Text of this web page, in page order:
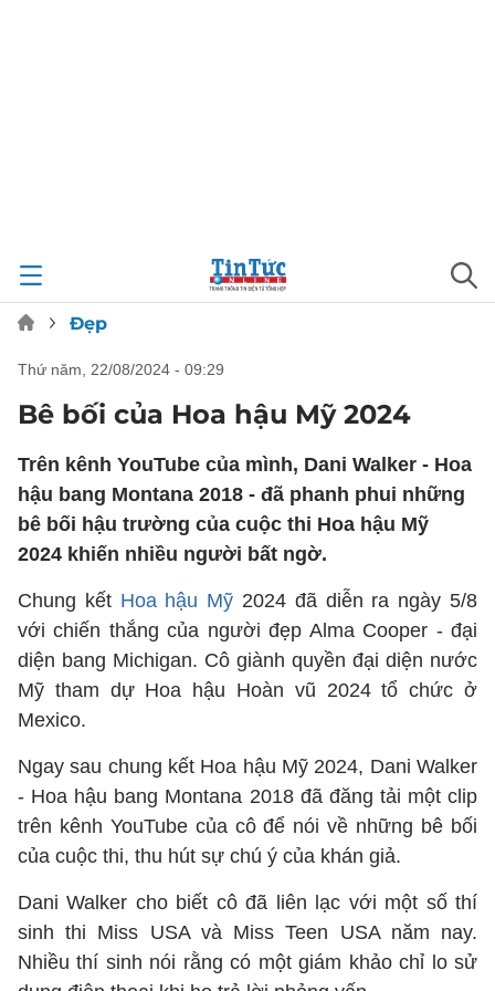
Đẹp
thứ năm, 22/08/2024 - 09:29
Bê bối của Hoa hậu Mỹ 2024
Trên kênh YouTube của mình, Dani Walker - Hoa
hậu bang Montana 2018 - đã phanh phui những
bê bối hậu trường của cuộc thi Hoa hậu Mỹ
2024 khiến nhiều người bất ngờ.
Chung kết Hoa hậu Mỹ 2024 đã diễn ra ngày 5/8
với chiến thắng của người đẹp Alma Cooper - đại
diện bang Michigan. Cô giành quyền đại diện nước
Mỹ tham dự Hoa hậu Hoàn vũ 2024 tổ chức ở
Mexico.
Ngay sau chung kết Hoa hậu Mỹ 2024, Dani Walker
- Hoa hậu bang Montana 2018 đã đăng tải một clip
trên kênh YouTube của cô để nói về những bê bối
của cuộc thi, thu hút sự chú ý của khán giả.
Dani Walker cho biết cô đã liên lạc với một số thí
sinh thi Miss USA và Miss Teen USA năm nay.
Nhiều thí sinh nói rằng có một giám khảo chỉ lo sử